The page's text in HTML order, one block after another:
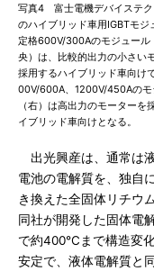
写真4 富士電機デバイステク
のハイブリッド車用IGBTモ
定格600V/300Aのモジュール
央）は、比較的出力の小さい
採用するハイブリッド車向け
00V/600A、1200V/450Aのモ
（右）は高出力のモーターを
イブリッド車向けとなる。
出光興産は、通常は
電池の電解質を、独自
き換えた全固体リチウ
同社が開発した固体電
で約400℃まで構造変
安定で、液体電解質と